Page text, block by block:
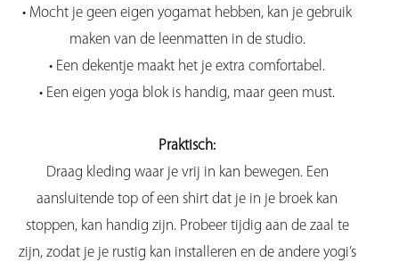
• Mocht je geen eigen yogamat hebben, kan je gebruik
maken van de leenmatten in de studio.
• Een dekentje maakt het je extra comfortabel.
• Een eigen yoga blok is handig, maar geen must.
Praktisch:
Draag kleding waar je vrij in kan bewegen. Een
aansluitende top of een shirt dat je in je broek kan
stoppen, kan handig zijn. Probeer tijdig aan de zaal te
zijn, zodat je je rustig kan installeren en de andere yogi’s